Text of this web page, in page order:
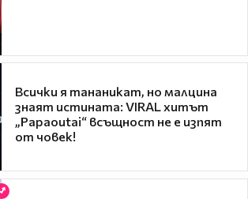
Всички я тананикат, но малцина
знаят истината: VIRAL хитът
„Papaoutai“ всъщност не е изпят
от човек!